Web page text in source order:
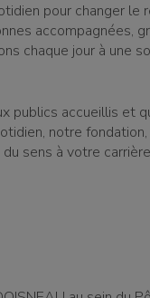
pour changer le
accompagnées,
chaque jour à une
publics accueillis et
notre fondation,
sens à votre